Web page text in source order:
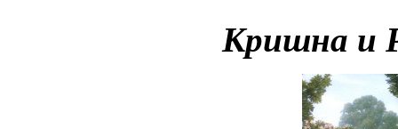
Кришна и